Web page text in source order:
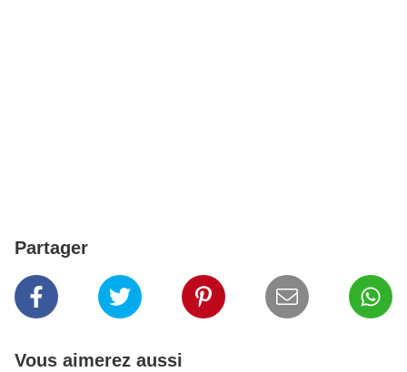
Partager
Vous aimerez aussi